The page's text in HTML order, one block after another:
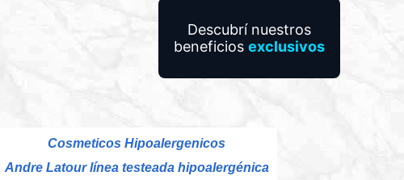
Descubrí nuestros
beneficios exclusivos
Cosmeticos Hipoalergenicos
Andre Latour línea testeada hipoalergénica